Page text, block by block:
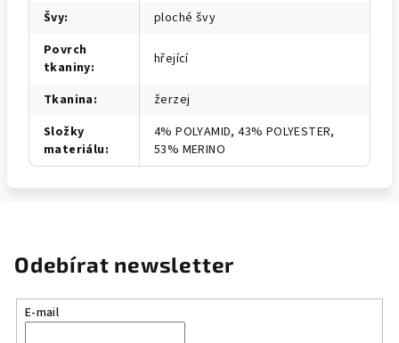
Švy:
ploché švy
Povrch
tkaniny: hřející
Tkanina:
žerzej
Složky
materiálu:
4% POLYAMID, 43% POLYESTER,
53% MERINO
Odebírat newsletter
E-mail